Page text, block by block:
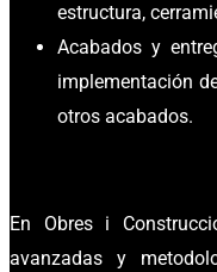
estructura,
Acabados y
implementación
otros acabados.
En Obres i
avanzadas y